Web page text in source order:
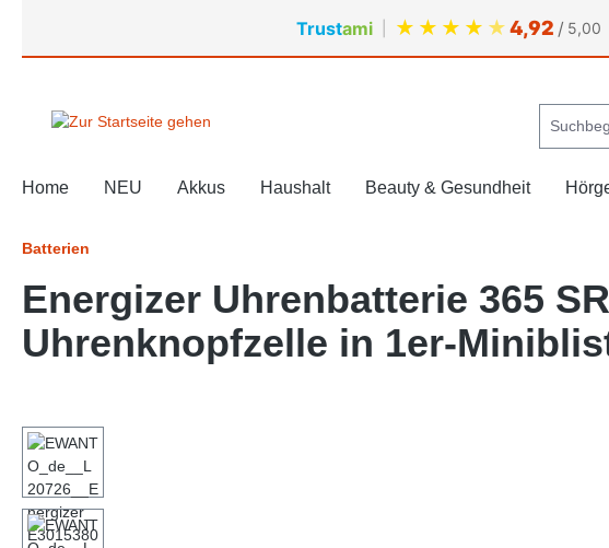
Zur Hauptnavigation springenTrustami ★ ★ ★ ★ ★4,92 / 5,00
Home NEU Akkus Haushalt Beauty & Gesundheit
Batterien
Energizer Uhrenbatterie 365
Uhrenknopfzelle in 1er-
Bildergalerie überspringen